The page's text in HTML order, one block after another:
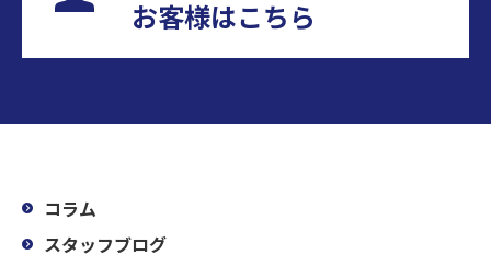
お客様はこちら
コラム
スタッフブログ